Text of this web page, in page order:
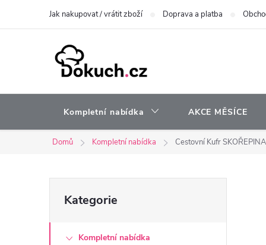
Jak nakupovat / vrátit zboží Doprava a platba
Kompletní nabídka AKCE MĚSÍCE
Domů Kompletní nabídka Cestovní Kufr
o
kategorie
Kategorie
Kompletní nabídka